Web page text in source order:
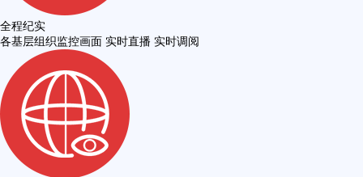
全程纪实
各基层组织监控画面 实时直播 实时调阅